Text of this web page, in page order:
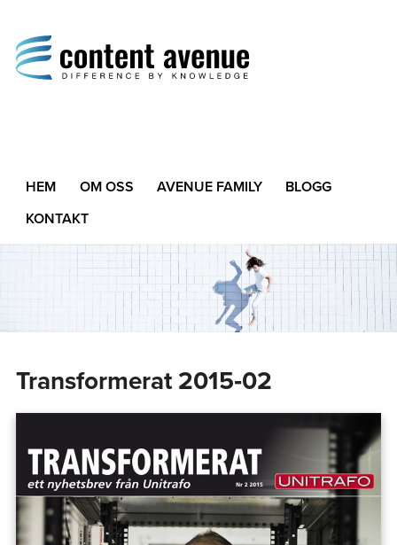
Difference by Knowledge
HEM OM OSS AVENUE FAMILY
BLOGG
KONTAKT
Transformerat 2015‑02